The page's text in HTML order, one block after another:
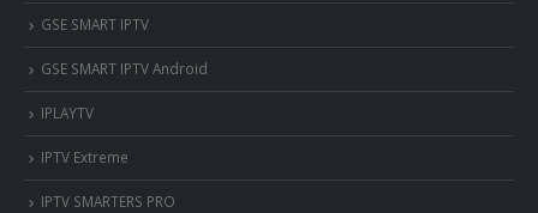
‎GSE SMART IPTV
GSE SMART IPTV Android
IPLAYTV
IPTV Extreme
IPTV SMARTERS PRO